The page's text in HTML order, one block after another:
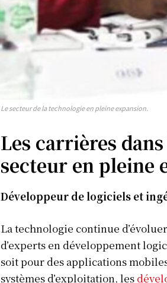
Le secteur de la technologie en pleine expansion.
Les carrières
secteur en pleine
Développeur de logiciels et
La technologie continue
d’experts en développement
soit pour des applications
systèmes d’exploitation, les